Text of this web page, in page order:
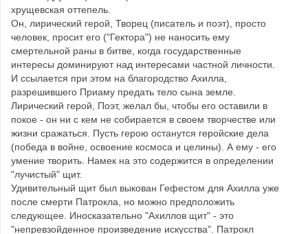
хрущевская оттепель.
Он, лирический герой, Творец (писатель и поэт), просто
человек, просит его ("Гектора") не наносить ему
смертельной раны в битве, когда государственные
интересы доминируют над интересами частной личности.
И ссылается при этом на благородство Ахилла,
разрешившего Приаму предать тело сына земле.
Лирический герой, Поэт, желал бы, чтобы его оставили в
покое - он ни с кем не собирается в своем творчестве или
жизни сражаться. Пусть герою останутся геройские дела
(победа в войне, освоение космоса и целины). А ему - его
умение творить. Намек на это содержится в определении
"лучистый" щит.
Удивительный щит был выкован Гефестом для Ахилла уже
после смерти Патрокла, но можно предположить
следующее. Иносказательно "Ахиллов щит" - это
"непревзойденное произведение искусства". Патрокл